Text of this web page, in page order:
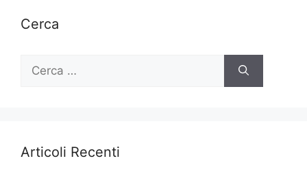
Cerca
Ricerca
Articoli Recenti